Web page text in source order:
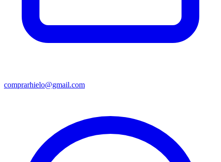
comprarhielo@gmail.com